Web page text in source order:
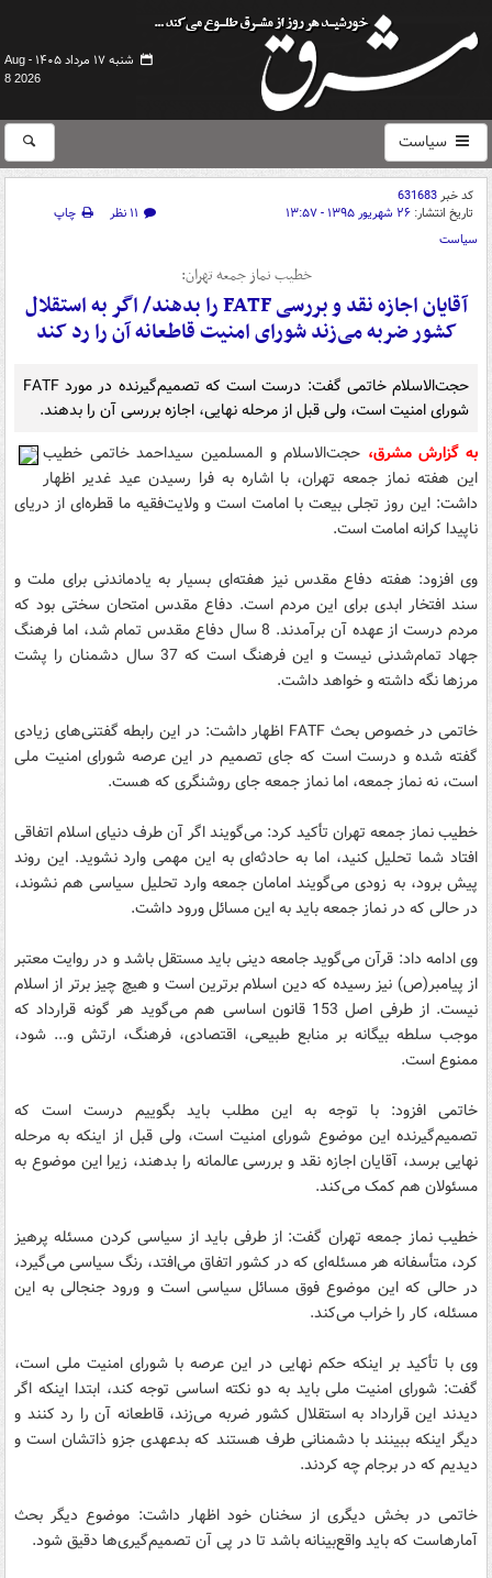
شنبه ۱۷ مرداد ۱۴۰۵ -
Aug
8 2026
سیاست
کد خبر631683
تاریخ انتشار: ۲۶ شهریور ۱۳۹۵ - ۱۳:۵۷ ۱۱ نظر
چاپ
سیاست
خطیب نماز جمعه تهران:
آقایان اجازه نقد و بررسی FATF را بدهند/ اگر به استقلال
کشور ضربه می‌زند شورای امنیت قاطعانه آن را رد کند
حجت‌الاسلام خاتمی گفت: درست است که تصمیم‌گیرنده در مورد FATF
شورای امنیت است، ولی قبل از مرحله نهایی، اجازه بررسی آن را بدهند.
به گزارش مشرق، حجت‌الاسلام و المسلمین سیداحمد خاتمی خطیب
این هفته نماز جمعه تهران، با اشاره به فرا رسیدن عید غدیر اظهار
داشت: این روز تجلی بیعت با امامت است و ولایت‌فقیه ما قطره‌ای از دریای
ناپیدا کرانه امامت است.
وی افزود: هفته دفاع مقدس نیز هفته‌ای بسیار به یادماندنی برای ملت و
سند افتخار ابدی برای این مردم است. دفاع مقدس امتحان سختی بود که
مردم درست از عهده آن برآمدند. 8 سال دفاع مقدس تمام شد، اما فرهنگ
جهاد تمام‌شدنی نیست و این فرهنگ است که 37 سال دشمنان را پشت
مرزها نگه داشته و خواهد داشت.
خاتمی در خصوص بحث FATF اظهار داشت: در این رابطه گفتنی‌های زیادی
گفته شده و درست است که جای تصمیم در این عرصه شورای امنیت ملی
است، نه نماز جمعه، اما نماز جمعه جای روشنگری که هست.
خطیب نماز جمعه تهران تأکید کرد: می‌گویند اگر آن طرف دنیای اسلام اتفاقی
افتاد شما تحلیل کنید، اما به حادثه‌ای به این مهمی وارد نشوید. این روند
پیش برود، به زودی می‌گویند امامان جمعه وارد تحلیل سیاسی هم نشوند،
در حالی که در نماز جمعه باید به این مسائل ورود داشت.
وی ادامه داد: قرآن می‌گوید جامعه دینی باید مستقل باشد و در روایت معتبر
از پیامبر(ص) نیز رسیده که دین اسلام برترین است و هیچ چیز برتر از اسلام
نیست. از طرفی اصل 153 قانون اساسی هم می‌گوید هر گونه قرارداد که
موجب سلطه بیگانه بر منابع طبیعی، اقتصادی، فرهنگ، ارتش و... شود،
ممنوع است.
خاتمی افزود: با توجه به این مطلب باید بگوییم درست است که
تصمیم‌گیرنده این موضوع شورای امنیت است، ولی قبل از اینکه به مرحله
نهایی برسد، آقایان اجازه نقد و بررسی عالمانه را بدهند، زیرا این موضوع به
مسئولان هم کمک می‌کند.
خطیب نماز جمعه تهران گفت: از طرفی باید از سیاسی کردن مسئله پرهیز
کرد، متأسفانه هر مسئله‌ای که در کشور اتفاق می‌افتد، رنگ سیاسی می‌گیرد،
در حالی که این موضوع فوق مسائل سیاسی است و ورود جنجالی به این
مسئله، کار را خراب می‌کند.
وی با تأکید بر اینکه حکم نهایی در این عرصه با شورای امنیت ملی است،
گفت: شورای امنیت ملی باید به دو نکته اساسی توجه کند، ابتدا اینکه اگر
دیدند این قرارداد به استقلال کشور ضربه می‌زند، قاطعانه آن را رد کنند و
دیگر اینکه ببینند با دشمنانی طرف هستند که بدعهدی جزو ذاتشان است و
دیدیم که در برجام چه کردند.
خاتمی در بخش دیگری از سخنان خود اظهار داشت: موضوع دیگر بحث
آمارهاست که باید واقع‌بینانه باشد تا در پی آن تصمیم‌گیری‌ها دقیق شود.